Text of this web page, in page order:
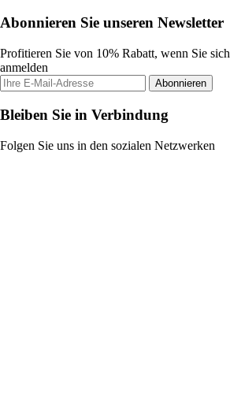
Abonnieren Sie unseren Newsletter
Profitieren Sie von 10% Rabatt, wenn Sie
anmelden
Abonnieren
Bleiben Sie in Verbindung
Folgen Sie uns in den sozialen Netzwerken